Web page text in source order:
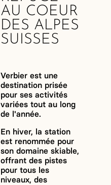
AU COEUR
DES ALPES
SUISSES
Verbier est une
destination prisée
pour ses activités
variées tout au long
de l'année.
En hiver, la station
est renommée pour
son domaine skiable,
offrant des pistes
pour tous les
niveaux, des